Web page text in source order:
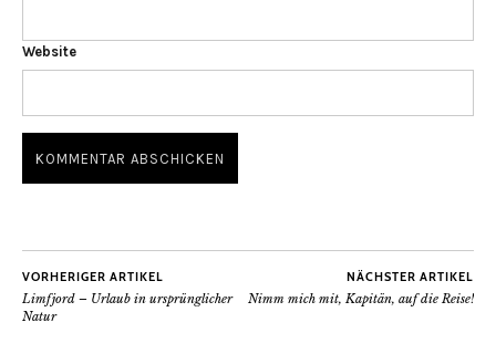
Website
VORHERIGER ARTIKEL
Limfjord – Urlaub in ursprünglicher
Natur
NÄCHSTER ARTIKEL
Nimm mich mit, Kapitän, auf die Reise!